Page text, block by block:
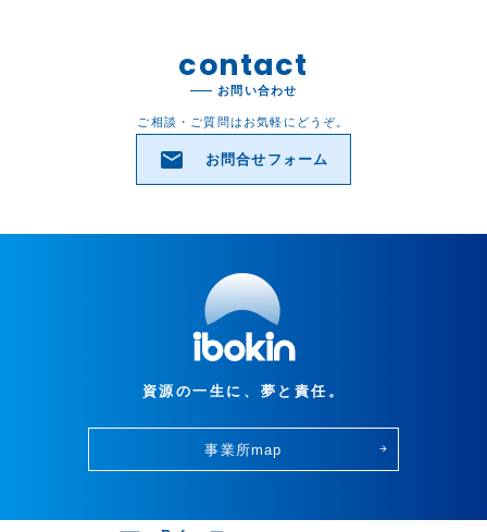
contact
お問い合わせ
ご相談・ご質問はお気軽にどうぞ。
email お問合せフォーム
資源の一生に、夢と責任。
事業所map arrow_forward